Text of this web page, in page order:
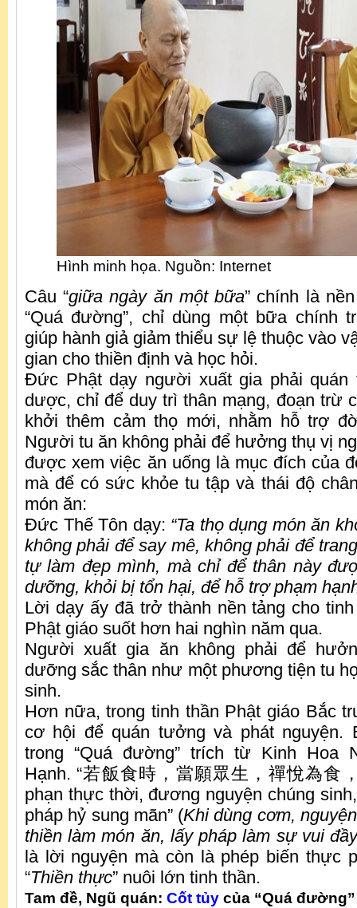
Hình minh họa. Nguồn: Internet
Câu “giữa ngày ăn một bữa” chính là
“Quá đường”, chỉ dùng một bữa chính
giúp hành giả giảm thiểu sự lệ thuộc vào
gian cho thiền định và học hỏi.
Đức Phật dạy người xuất gia phải
dược, chỉ để duy trì thân mạng, đoạn trừ
khởi thêm cảm thọ mới, nhằm hỗ trợ
Người tu ăn không phải để hưởng thụ vị
được xem việc ăn uống là mục đích của
mà để có sức khỏe tu tập và thái độ
món ăn:
Đức Thế Tôn dạy: “Ta thọ dụng món ăn
không phải để say mê, không phải để
tự làm đẹp mình, mà chỉ để thân này
dưỡng, khỏi bị tổn hại, để hỗ trợ phạm
Lời dạy ấy đã trở thành nền tảng cho
Phật giáo suốt hơn hai nghìn năm qua.
Người xuất gia ăn không phải để
dưỡng sắc thân như một phương tiện tu
sinh.
Hơn nữa, trong tinh thần Phật giáo Bắc
cơ hội để quán tưởng và phát nguyện.
trong “Quá đường” trích từ Kinh Hoa
Hạnh. “若飯食時，當願眾生，禪悅為食
phạn thực thời, đương nguyện chúng
pháp hỷ sung mãn” (Khi dùng cơm,
thiền làm món ăn, lấy pháp làm sự vui
là lời nguyện mà còn là phép biến thực
“Thiền thực” nuôi lớn tinh thần.
Tam đề, Ngũ quán: Cốt tủy của “Quá đường”